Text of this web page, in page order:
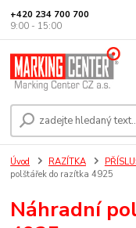
+420 234 700 700
9:00 - 15:00
Úvod RAZÍTKA
polštářek do razítka 4925
Náhradní